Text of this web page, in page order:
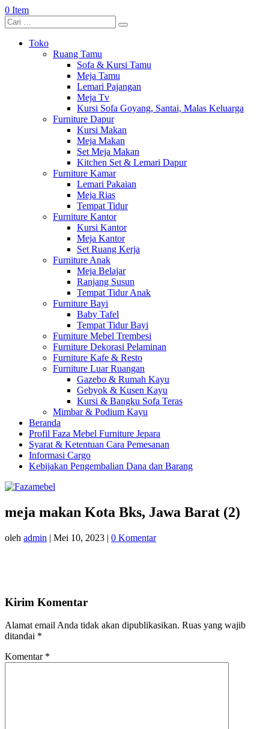
0 Item
Toko
Ruang Tamu
Sofa & Kursi Tamu
Meja Tamu
Lemari Pajangan
Meja Tv
Kursi Sofa Goyang, Santai, Malas Keluarga
Furniture Dapur
Kursi Makan
Meja Makan
Set Meja Makan
Kitchen Set & Lemari Dapur
Furniture Kamar
Lemari Pakaian
Meja Rias
Tempat Tidur
Furniture Kantor
Kursi Kantor
Meja Kantor
Set Ruang Kerja
Furniture Anak
Meja Belajar
Ranjang Susun
Tempat Tidur Anak
Furniture Bayi
Baby Tafel
Tempat Tidur Bayi
Furniture Mebel Trembesi
Furniture Dekorasi Pelaminan
Furniture Kafe & Resto
Furniture Luar Ruangan
Gazebo & Rumah Kayu
Gebyok & Kusen Kayu
Kursi & Bangku Sofa Teras
Mimbar & Podium Kayu
Beranda
Profil Faza Mebel Furniture Jepara
Syarat & Ketentuan Cara Pemesanan
Informasi Cargo
Kebijakan Pengembalian Dana dan Barang
meja makan Kota Bks, Jawa Barat (2)
oleh admin | Mei 10, 2023 | 0 Komentar
Kirim Komentar
Alamat email Anda tidak akan dipublikasikan. Ruas yang wajib
ditandai *
Komentar *